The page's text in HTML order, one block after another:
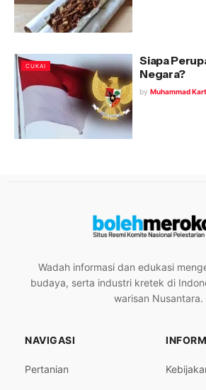
CUKAI
Siapa
Negara?
by Muhammad
Wadah informasi dan edukasi
budaya, serta industri kretek di
warisan Nusantara.
NAVIGASI
Pertanian